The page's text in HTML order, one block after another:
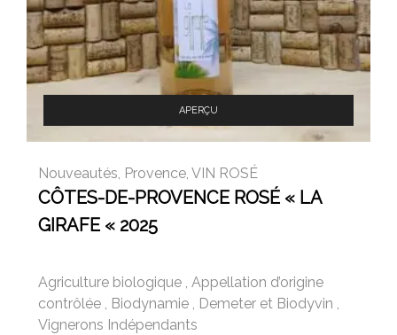
APERÇU
Nouveautés, Provence, VIN ROSÉ
CÔTES-DE-PROVENCE ROSÉ « LA
GIRAFE « 2025
Agriculture biologique , Appellation d’origine
contrôlée , Biodynamie , Demeter et Biodyvin ,
Vignerons Indépendants